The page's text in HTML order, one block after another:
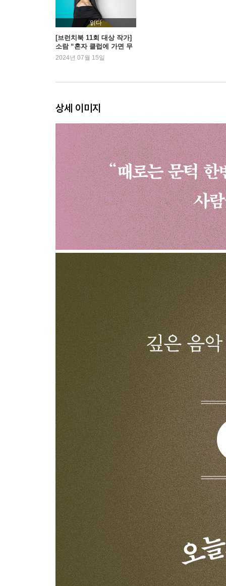
나를 단번에 사로잡은 그대
다시 돌고 돌고
검지 손가락을 쓸어보며
도심 속 해방
삶이 우리를 속일지라도
널 만나기 딱 한 걸음 전
언젠가 고백이 있었던 밤
뻔하지 않은 다음 곡으로
이다지도 불편한 널 데리고 산다는 건
누구도 대신할 수 없는 너
경계에 서서
자고로 음악은 가사가 있어야
관심 있다는 착각
USB 떠난 뒤
어쩌다 마주친 데뷔
나오며_ 음악 없이 사는 게 왜 그렇게 어려울까
읽다
[브런치북 11회 대상 작가]
소람 “혼자 클럽에 가면 무
아지경으로 즐길 수 있어
2024년 07월 15일
상세 이미지